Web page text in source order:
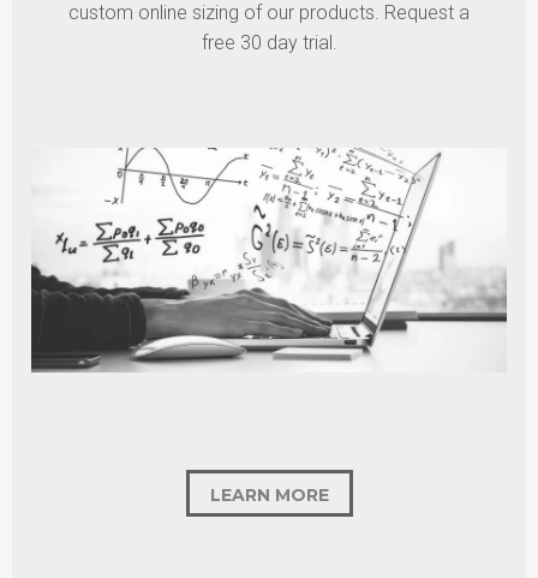
custom online sizing of our products. Request a
free 30 day trial.
LEARN MORE